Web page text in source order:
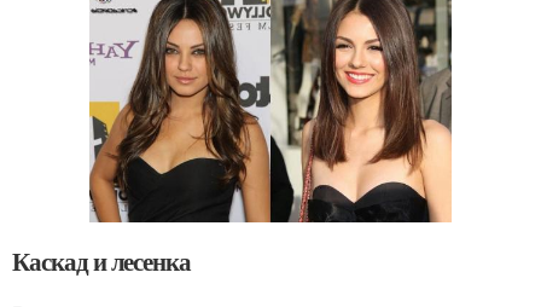
Каскад и лесенка